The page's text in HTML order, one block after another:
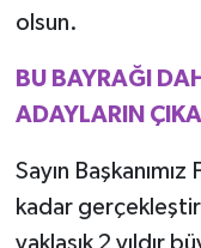
olsun.
BU BAYRAĞI
ADAYLARIN
Sayın
kadar
yaklaşık 2 yıldır